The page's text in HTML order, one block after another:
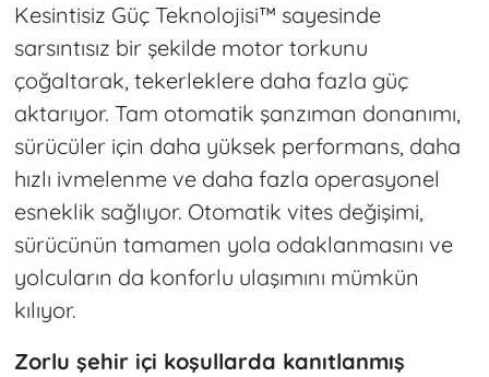
Kesintisiz Güç Teknolojisi™ sayesinde
sarsıntısız bir şekilde motor torkunu
çoğaltarak, tekerleklere daha fazla güç
aktarıyor. Tam otomatik şanzıman donanımı,
sürücüler için daha yüksek performans, daha
hızlı ivmelenme ve daha fazla operasyonel
esneklik sağlıyor. Otomatik vites değişimi,
sürücünün tamamen yola odaklanmasını ve
yolcuların da konforlu ulaşımını mümkün
kılıyor.
Zorlu şehir içi koşullarda kanıtlanmış